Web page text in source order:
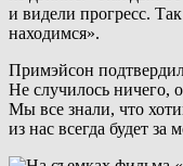
и видели прогресс.
находимся».
Примэйсон
Не случилось ничего,
Мы все знали, что
из нас всегда будет